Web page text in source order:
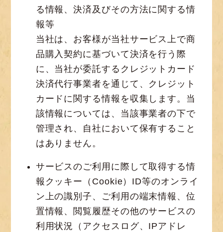
る情報、決済及びその方法に関する情
報等
当社は、お客様が当社サービス上で商
品購入契約に基づいて決済を行う際
に、当社が委託するクレジットカード
決済代行事業者を通じて、クレジット
カードに関する情報を収集します。当
該情報については、当該事業者の下で
管理され、自社において保有すること
はありません。
サービスのご利用に際して取得する情
報クッキー（Cookie）ID等のオンライ
ン上の識別子、ご利用の端末情報、位
置情報、閲覧履歴その他のサービスの
利用状況（アクセスログ、IPアドレ